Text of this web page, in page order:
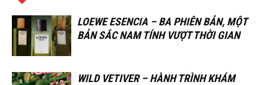
LOEWE ESENCIA – BA PHIÊN BẢN, MỘT
BẢN SẮC NAM TÍNH VƯỢT THỜI GIAN
WILD VETIVER – HÀNH TRÌNH KHÁM